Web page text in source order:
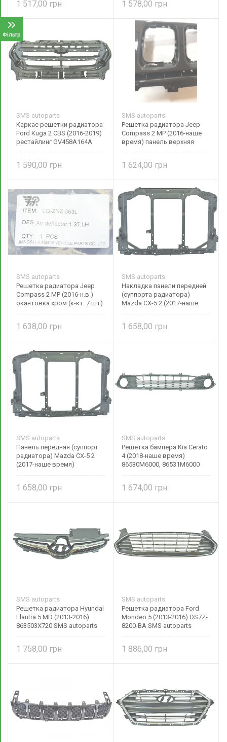
Фільтр
1 517,00 1 578,00
SMS autoparts
Каркас решетки радиатора
Ford Kuga 2 CBS (2016-2019)
рестайлинг GV458A164A
1 590,00
SMS autoparts
Решетка радиатора Jeep
Compass 2 MP (2016-наше
время) панель верхняя
1 624,00
SMS autoparts
Решетка радиатора Jeep
Compass 2 MP (2016-н.в.)
окантовка хром (к-кт. 7 шт)
1 638,00
SMS autoparts
Накладка панели передней
(суппорта радиатора)
Mazda CX-5 2 (2017-наше
1 658,00
SMS autoparts
Панель передняя (суппорт
радиатора) Mazda CX-5 2
(2017-наше время)
1 658,00
SMS autoparts
Решетка бампера Kia Cerato
4 (2018-наше время)
86530M6000, 86531M6000
1 674,00
SMS autoparts
Решетка радиатора Hyundai
Elantra 5 MD (2013-2016)
863503X720 SMS autoparts
1 758,00
SMS autoparts
Решетка радиатора Ford
Mondeo 5 (2013-2016) DS7Z-
8200-BA SMS autoparts
1 886,00